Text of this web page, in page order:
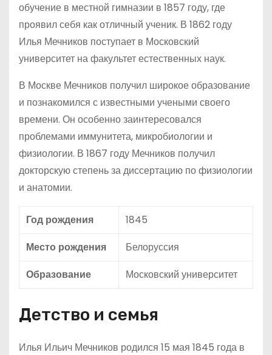
обучение в местной гимназии в 1857 году, где
проявил себя как отличный ученик. В 1862 году
Илья Мечников поступает в Московский
университет на факультет естественных наук.
В Москве Мечников получил широкое образование
и познакомился с известными учеными своего
времени. Он особенно заинтересовался
проблемами иммунитета, микробиологии и
физиологии. В 1867 году Мечников получил
докторскую степень за диссертацию по физиологии
и анатомии.
Год рождения
1845
Место рождения
Белоруссия
Образование
Московский университет
Детство и семья
Илья Ильич Мечников родился 15 мая 1845 года в